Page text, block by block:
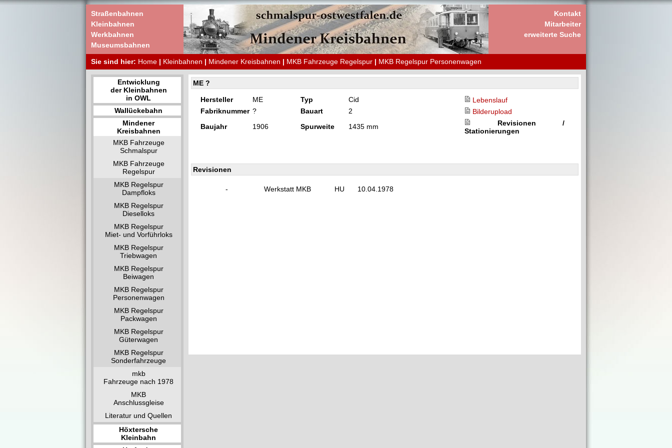
Straßenbahnen
Kleinbahnen
Werkbahnen
Museumsbahnen
Kontakt
Mitarbeiter
erweiterte Suche
Sie sind hier: Home | Kleinbahnen | Mindener Kreisbahnen | MKB Fahrzeuge Regelspur | MKB Regelspur Personenwagen
Entwicklung
der Kleinbahnen
in OWL
Wallückebahn
Mindener
Kreisbahnen
MKB Fahrzeuge
Schmalspur
MKB Fahrzeuge
Regelspur
MKB Regelspur
Dampfloks
MKB Regelspur
Dieselloks
MKB Regelspur
Miet- und Vorführloks
MKB Regelspur
Triebwagen
MKB Regelspur
Beiwagen
MKB Regelspur
Personenwagen
MKB Regelspur
Packwagen
MKB Regelspur
Güterwagen
MKB Regelspur
Sonderfahrzeuge
mkb
Fahrzeuge nach 1978
MKB
Anschlussgleise
Literatur und Quellen
Höxtersche
Kleinbahn
ME ?
Hersteller ME Typ Cid
Lebenslauf
Fabriknummer ? Bauart 2
Bilderupload
Baujahr
1906 Spurweite 1435 mm
Revisionen /
Stationierungen
Revisionen
- Werkstatt MKB HU 10.04.1978